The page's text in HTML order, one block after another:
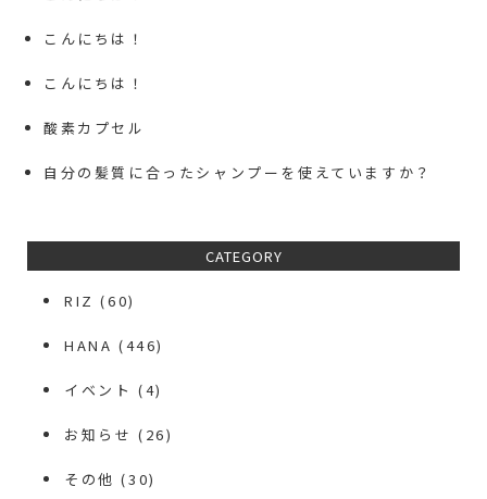
こんにちは！
こんにちは！
酸素カプセル
自分の髪質に合ったシャンプーを使えていますか？
CATEGORY
RIZ (60)
HANA (446)
イベント (4)
お知らせ (26)
その他 (30)